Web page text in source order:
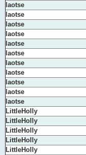
laotse
laotse
laotse
laotse
laotse
laotse
laotse
laotse
laotse
laotse
laotse
LittleHolly
LittleHolly
LittleHolly
LittleHolly
LittleHolly